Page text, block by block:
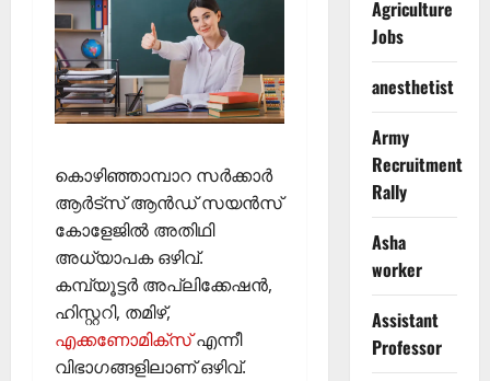
കൊഴിഞ്ഞാമ്പാറ സര്‍ക്കാര്‍
ആര്‍ട്‌സ് ആന്‍ഡ് സയന്‍സ്
കോളേജില്‍ അതിഥി
അധ്യാപക ഒഴിവ്.
കമ്പ്യൂട്ടര്‍ അപ്ലിക്കേഷന്‍,
ഹിസ്റ്ററി, തമിഴ്,
എക്കണോമിക്‌സ്എന്നീ
വിഭാഗങ്ങളിലാണ് ഒഴിവ്.
Agriculture
Jobs
anesthetist
Army
Recruitment
Rally
Asha
worker
Assistant
Professor